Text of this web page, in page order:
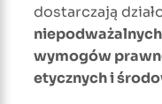
dostarczają
wymogów
etycznych i